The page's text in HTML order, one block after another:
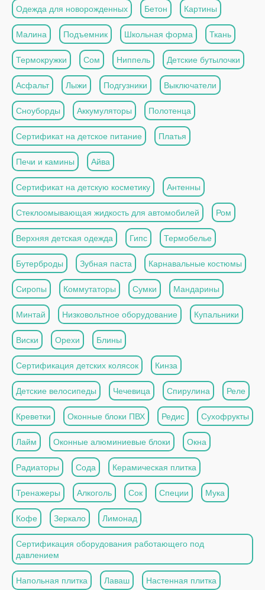
Одежда для новорожденных Бетон Картины
Малина Подъемник Школьная форма Ткань
Термокружки Сом Ниппель Детские бутылочки
Асфальт Лыжи Подгузники Выключатели
Сноуборды Аккумуляторы Полотенца
Сертификат на детское питание Платья
Печи и камины Айва
Сертификат на детскую косметику Антенны
Стеклоомывающая жидкость для автомобилей Ром
Верхняя детская одежда Гипс Термобелье
Бутерброды Зубная паста Карнавальные костюмы
Сиропы Коммутаторы Сумки Мандарины
Минтай Низковольтное оборудование Купальники
Виски Орехи Блины
Сертификация детских колясок Кинза
Детские велосипеды Чечевица Спирулина Реле
Креветки Оконные блоки ПВХ Редис Сухофрукты
Лайм Оконные алюминиевые блоки Окна
Радиаторы Сода Керамическая плитка
Тренажеры Алкоголь Сок Специи Мука
Кофе Зеркало Лимонад
Сертификация оборудования работающего под
давлением
Напольная плитка Лаваш Настенная плитка